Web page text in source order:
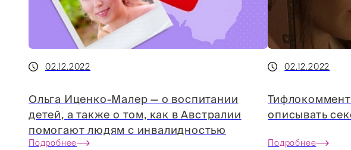
02.12.2022
Ольга Иценко-Малер — о воспитании
детей, а также о том, как в Австралии
помогают людям с инвалидностью
Подробнее
02.12.2022
описывать
Подробнее